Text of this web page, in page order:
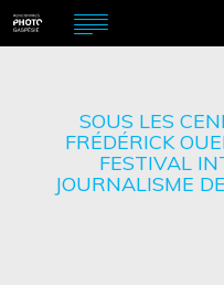
SOUS LES
FRÉDÉRICK
FESTIVAL
JOURNALISME